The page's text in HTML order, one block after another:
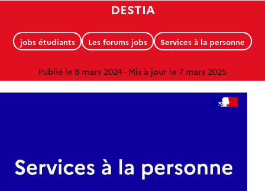
DESTIA
jobs étudiants Les forums jobs Services à la personne
Publié le 8 mars 2024 Mis à jour le 7 mars 2025